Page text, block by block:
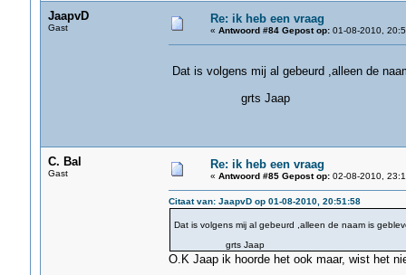
JaapvD
Gast
Re: ik heb een vraag
« Antwoord #84 Gepost op:01-08-2010,
Dat is volgens mij al gebeurd ,alleen de
grts Jaap
C. Bal
Gast
Re: ik heb een vraag
« Antwoord #85 Gepost op:02-08-2010,
Citaat van: JaapvD op 01-08-2010, 20:51:58
Dat is volgens mij al gebeurd ,alleen de naam is
grts Jaap
O.K Jaap ik hoorde het ook maar, wist het